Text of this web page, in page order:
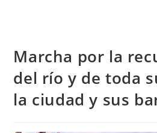
Marcha por la
del río y de toda
la ciudad y sus